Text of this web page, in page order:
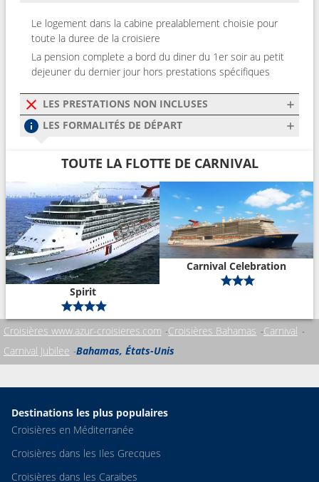
Le logement dans la cabine prealablement choisie pour
toute la duree de la croisiere
La pension complete a bord du diner du 1er soir au petit
dejeuner du dernier jour hors prestations spécifiques
LES PRESTATIONS NON INCLUSES
LES FORMALITÉS DE DÉPART
TOUTE LA FLOTTE DE CARNIVAL
Spirit
Carnival Celebration
Croisières www.azur-croisieres.com Croisières Bahamas Carnival
Carnival Jubilee Bahamas, États-Unis
Destinations les plus populaires
Croisières en Méditerranée
Croisières dans les Iles Grecques
Croisières dans les Caraibes